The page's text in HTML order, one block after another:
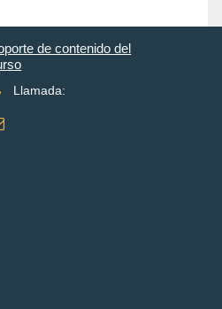
de contenido del
Llamada: